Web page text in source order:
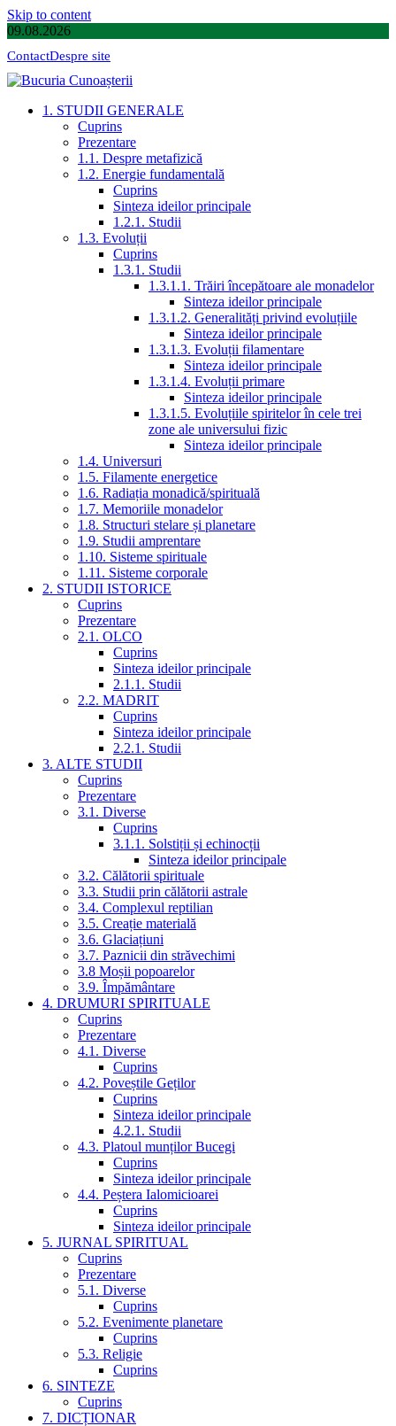
Skip to content
09.08.2026
ContactDespre site
1. STUDII GENERALE
Cuprins
Prezentare
1.1. Despre metafizică
1.2. Energie fundamentală
Cuprins
Sinteza ideilor principale
1.2.1. Studii
1.3. Evoluții
Cuprins
1.3.1. Studii
1.3.1.1. Trăiri începătoare ale monadelor
Sinteza ideilor principale
1.3.1.2. Generalități privind evoluțiile
Sinteza ideilor principale
1.3.1.3. Evoluții filamentare
Sinteza ideilor principale
1.3.1.4. Evoluții primare
Sinteza ideilor principale
1.3.1.5. Evoluțiile spiritelor în cele trei
zone ale universului fizic
Sinteza ideilor principale
1.4. Universuri
1.5. Filamente energetice
1.6. Radiația monadică/spirituală
1.7. Memoriile monadelor
1.8. Structuri stelare și planetare
1.9. Studii amprentare
1.10. Sisteme spirituale
1.11. Sisteme corporale
2. STUDII ISTORICE
Cuprins
Prezentare
2.1. OLCO
Cuprins
Sinteza ideilor principale
2.1.1. Studii
2.2. MADRIT
Cuprins
Sinteza ideilor principale
2.2.1. Studii
3. ALTE STUDII
Cuprins
Prezentare
3.1. Diverse
Cuprins
3.1.1. Solstiții și echinocții
Sinteza ideilor principale
3.2. Călătorii spirituale
3.3. Studii prin călătorii astrale
3.4. Complexul reptilian
3.5. Creație materială
3.6. Glaciațiuni
3.7. Paznicii din străvechimi
3.8 Moșii popoarelor
3.9. Împământare
4. DRUMURI SPIRITUALE
Cuprins
Prezentare
4.1. Diverse
Cuprins
4.2. Poveștile Geților
Cuprins
Sinteza ideilor principale
4.2.1. Studii
4.3. Platoul munților Bucegi
Cuprins
Sinteza ideilor principale
4.4. Peștera Ialomicioarei
Cuprins
Sinteza ideilor principale
5. JURNAL SPIRITUAL
Cuprins
Prezentare
5.1. Diverse
Cuprins
5.2. Evenimente planetare
Cuprins
5.3. Religie
Cuprins
6. SINTEZE
Cuprins
7. DICȚIONAR